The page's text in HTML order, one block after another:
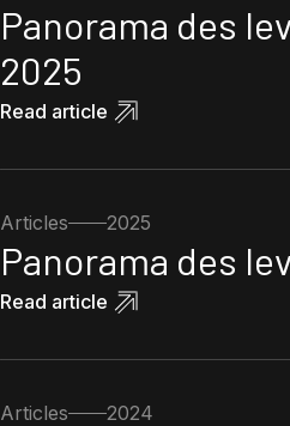
Panorama des
2025
Read article
Articles 2025
Panorama des
Read article
Articles 2024